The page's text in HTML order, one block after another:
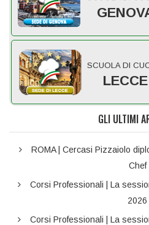
SCUOLA DI
LECCE
GLI ULTIMI
ROMA | Cercasi Pizzaiolo
Chef
Corsi Professionali | La
2026
Corsi Professionali | La